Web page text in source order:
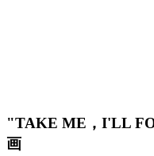
"TAKE ME，I'LL
画